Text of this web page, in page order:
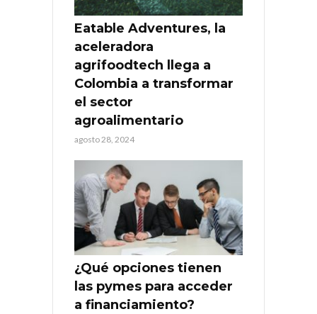
Eatable Adventures, la
aceleradora
agrifoodtech llega a
Colombia a transformar
el sector
agroalimentario
agosto 28, 2024
¿Qué opciones tienen
las pymes para acceder
a financiamiento?